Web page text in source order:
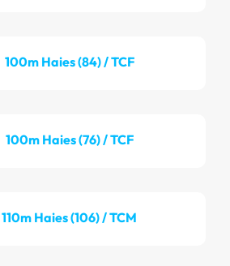
100m Haies (84) / TCF
100m Haies (76) / TCF
110m Haies (106) / TCM